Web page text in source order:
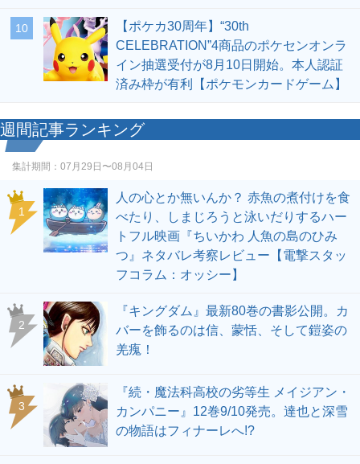
10
【ポケカ30周年】“30th
CELEBRATION”4商品のポケセンオンラ
イン抽選受付が8月10日開始。本人認証
済み枠が有利【ポケモンカードゲーム】
週間記事ランキング
集計期間： 07月29日〜08月04日
1
人の心とか無いんか？ 赤魚の煮付けを食
べたり、しまじろうと泳いだりするハー
トフル映画『ちいかわ 人魚の島のひみ
つ』ネタバレ考察レビュー【電撃スタッ
フコラム：オッシー】
2
『キングダム』最新80巻の書影公開。カ
バーを飾るのは信、蒙恬、そして鎧姿の
羌瘣！
3
『続・魔法科高校の劣等生 メイジアン・
カンパニー』12巻9/10発売。達也と深雪
の物語はフィナーレへ!?